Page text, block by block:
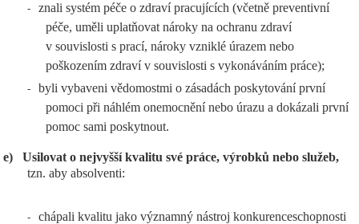
-
znali systém péče o zdraví pracujících (včetně preventivní
péče, uměli uplatňovat nároky na ochranu zdraví
v souvislosti s prací, nároky vzniklé úrazem nebo
poškozením zdraví v souvislosti s vykonáváním práce);
-
byli vybaveni vědomostmi o zásadách poskytování první
pomoci při náhlém onemocnění nebo úrazu a dokázali první
pomoc sami poskytnout.
e)
Usilovat o nejvyšší kvalitu své práce, výrobků nebo služeb,
tzn. aby absolventi:
-
chápali kvalitu jako významný nástroj konkurenceschopnosti